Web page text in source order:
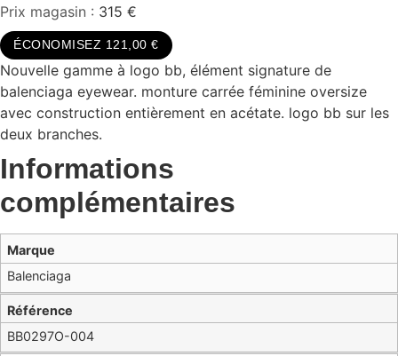
Prix magasin : 315 €
ÉCONOMISEZ 121,00 €
Nouvelle gamme à logo bb, élément signature de
balenciaga eyewear. monture carrée féminine oversize
avec construction entièrement en acétate. logo bb sur les
deux branches.
Informations
complémentaires
Référence
BB0297O-004
Marque
Balenciaga